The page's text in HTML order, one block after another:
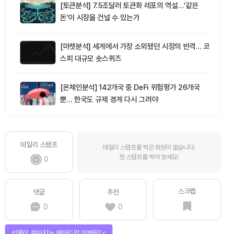
[토큰분석] 7.5조달러 토큰화 레포의 역설…‘같은
돈’이 시장을 건널 수 있는가
[마켓분석] 세계에서 가장 소외됐던 시장의 반격… 코
스피 대규모 숏스퀴즈
[온체인분석] 142개국 중 DeFi 위험평가 26개국
뿐… 한국도 규제 경계 다시 그려야
데일리 스탬프
0
데일리 스탬프를 찍은 회원이 없습니다.
첫 스탬프를 찍어 보세요!
댓글
0
추천
0
스크랩